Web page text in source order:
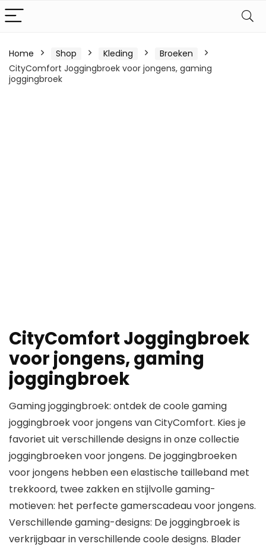
Home Shop Kleding
Broeken
CityComfort Joggingbroek voor jongens, gaming
joggingbroek
CityComfort Joggingbroek
voor jongens, gaming
joggingbroek
Gaming joggingbroek: ontdek de coole gaming
joggingbroek voor jongens van CityComfort. Kies je
favoriet uit verschillende designs in onze collectie
joggingbroeken voor jongens. De joggingbroeken
voor jongens hebben een elastische tailleband met
trekkoord, twee zakken en stijlvolle gaming-
motieven: het perfecte gamerscadeau voor jongens.
Verschillende gaming-designs: De joggingbroek is
verkrijgbaar in verschillende coole designs. Blader